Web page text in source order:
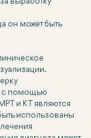
он может быть
с помощью
и КТ являются
использованы